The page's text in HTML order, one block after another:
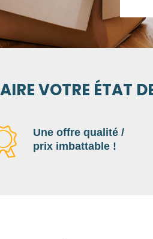
VOTRE ÉTAT
Une offre qualité /
prix imbattable !